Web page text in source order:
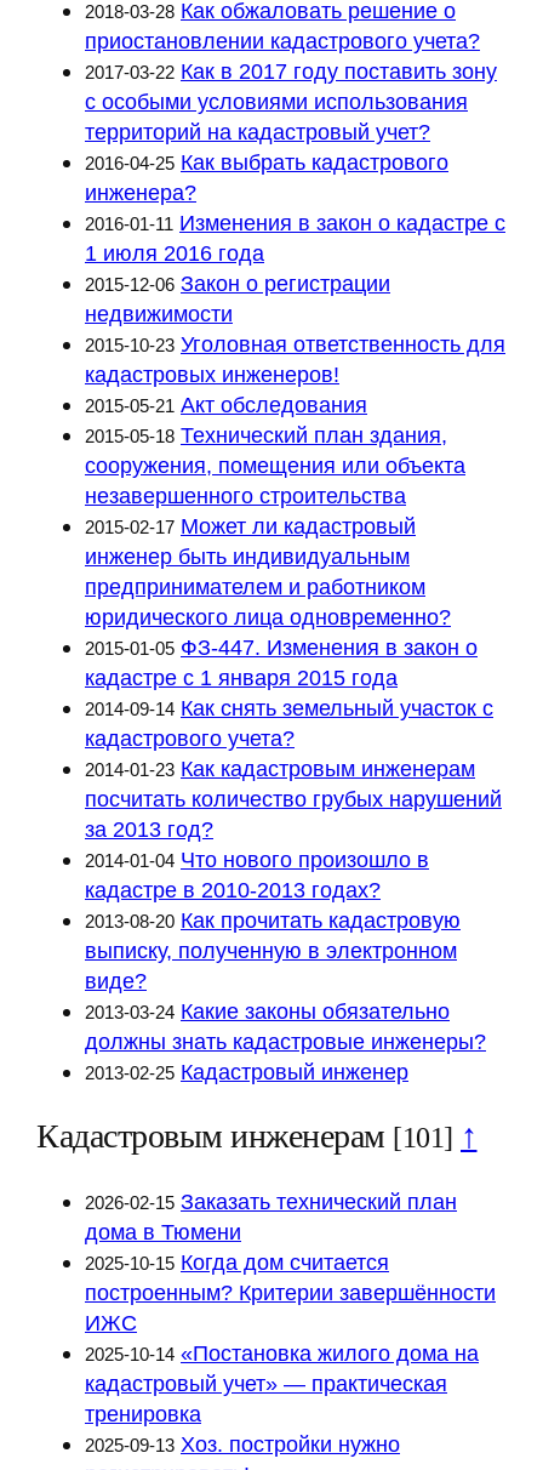
2018-03-28 Как обжаловать решение о
приостановлении кадастрового учета?
2017-03-22 Как в 2017 году поставить зону
с особыми условиями использования
территорий на кадастровый учет?
2016-04-25 Как выбрать кадастрового
инженера?
2016-01-11 Изменения в закон о кадастре с
1 июля 2016 года
2015-12-06 Закон о регистрации
недвижимости
2015-10-23 Уголовная ответственность для
кадастровых инженеров!
2015-05-21 Акт обследования
2015-05-18 Технический план здания,
сооружения, помещения или объекта
незавершенного строительства
2015-02-17 Может ли кадастровый
инженер быть индивидуальным
предпринимателем и работником
юридического лица одновременно?
2015-01-05 ФЗ-447. Изменения в закон о
кадастре с 1 января 2015 года
2014-09-14 Как снять земельный участок с
кадастрового учета?
2014-01-23 Как кадастровым инженерам
посчитать количество грубых нарушений
за 2013 год?
2014-01-04 Что нового произошло в
кадастре в 2010-2013 годах?
2013-08-20 Как прочитать кадастровую
выписку, полученную в электронном
виде?
2013-03-24 Какие законы обязательно
должны знать кадастровые инженеры?
2013-02-25 Кадастровый инженер
Кадастровым инженерам [101] ↑
2026-02-15 Заказать технический план
дома в Тюмени
2025-10-15 Когда дом считается
построенным? Критерии завершённости
ИЖС
2025-10-14 «Постановка жилого дома на
кадастровый учет» — практическая
тренировка
2025-09-13 Хоз. постройки нужно